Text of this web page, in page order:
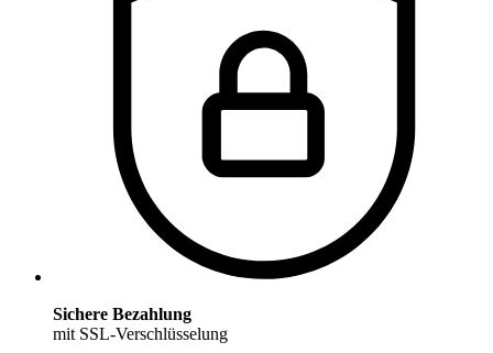
Sichere Bezahlung
mit SSL-Verschlüsselung